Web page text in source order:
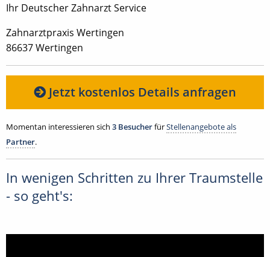
Ihr Deutscher Zahnarzt Service
Zahnarztpraxis Wertingen
86637 Wertingen
Jetzt kostenlos Details anfragen
Momentan interessieren sich 3 BesucherfürStellenangebote als
Partner.
In wenigen Schritten zu Ihrer Traumstelle
- so geht's: